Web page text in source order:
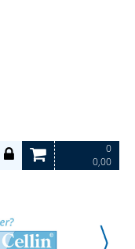
0
0,00